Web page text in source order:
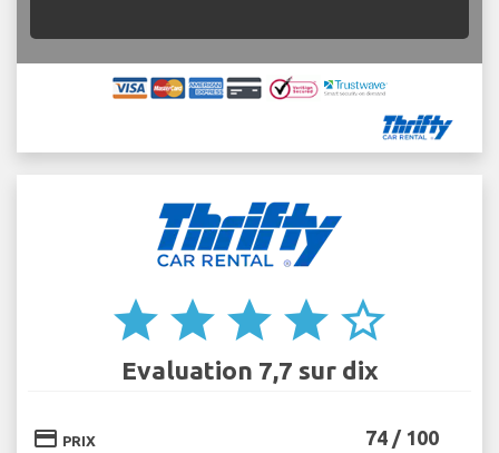
star star star star star_border
Evaluation 7,7 sur dix
credit_card PRIX 74 / 100